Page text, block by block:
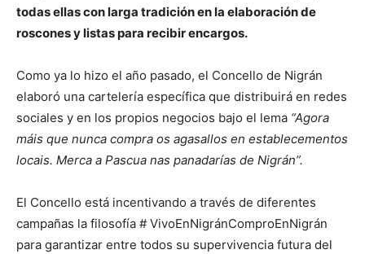
todas ellas con larga tradición en la elaboración de
roscones y listas para recibir encargos.
Como ya lo hizo el año pasado, el Concello de Nigrán
elaboró una cartelería específica que distribuirá en redes
sociales y en los propios negocios bajo el lema “Agora
máis que nunca compra os agasallos en establecementos
locais. Merca a Pascua nas panadarías de Nigrán”.
El Concello está incentivando a través de diferentes
campañas la filosofía # VivoEnNigránComproEnNigrán
para garantizar entre todos su supervivencia futura del